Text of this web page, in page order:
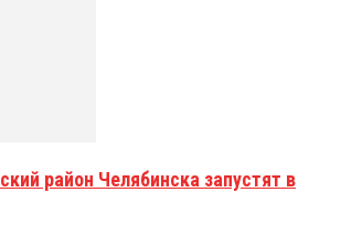
район Челябинска запустят в